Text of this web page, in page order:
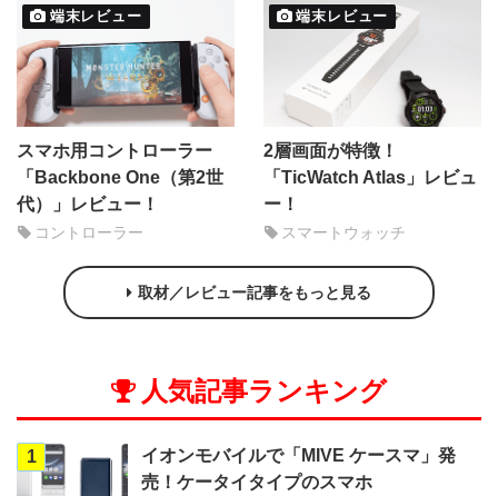
端末レビュー
スマホ用コントローラー
「Backbone One（第2世
代）」レビュー！
コントローラー
端末レビュー
2層画面が特徴！
「TicWatch Atlas」レビュ
ー！
スマートウォッチ
取材／レビュー記事をもっと見る
人気記事ランキング
1
イオンモバイルで「MIVE ケースマ」発
売！ケータイタイプのスマホ